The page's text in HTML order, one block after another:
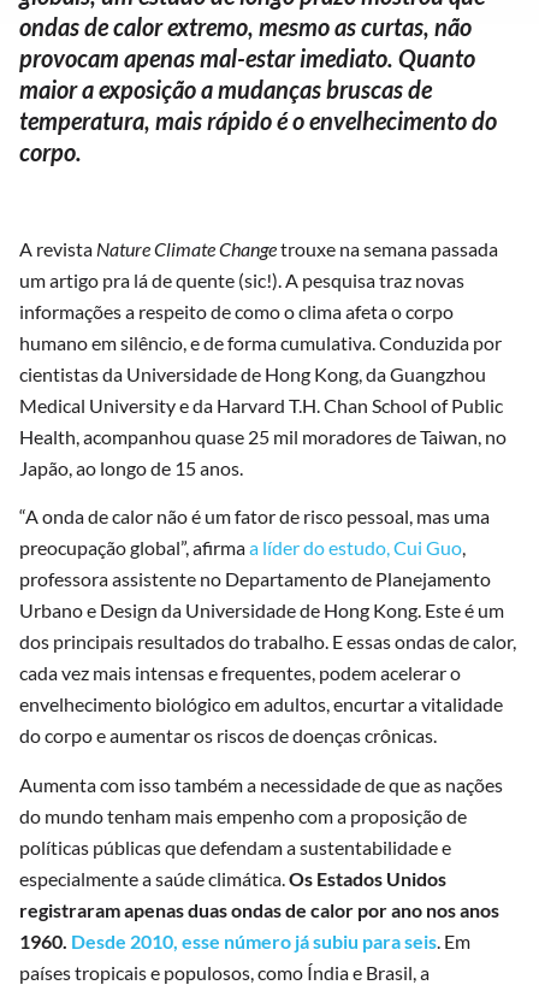
ondas de calor extremo, mesmo as curtas, não
provocam apenas mal-estar imediato. Quanto
maior a exposição a mudanças bruscas de
temperatura, mais rápido é o envelhecimento do
corpo.
A revista Nature Climate Changetrouxe na semana passada
um artigo pra lá de quente (sic!). A pesquisa traz novas
informações a respeito de como o clima afeta o corpo
humano em silêncio, e de forma cumulativa. Conduzida por
cientistas da Universidade de Hong Kong, da Guangzhou
Medical University e da Harvard T.H. Chan School of Public
Health, acompanhou quase 25 mil moradores de Taiwan, no
Japão, ao longo de 15 anos.
“A onda de calor não é um fator de risco pessoal, mas uma
preocupação global”, afirmaa líder do estudo, Cui Guo,
professora assistente no Departamento de Planejamento
Urbano e Design da Universidade de Hong Kong. Este é um
dos principais resultados do trabalho. E essas ondas de calor,
cada vez mais intensas e frequentes, podem acelerar o
envelhecimento biológico em adultos, encurtar a vitalidade
do corpo e aumentar os riscos de doenças crônicas.
Aumenta com isso também a necessidade de que as nações
do mundo tenham mais empenho com a proposição de
políticas públicas que defendam a sustentabilidade e
especialmente a saúde climática.Os Estados Unidos
registraram apenas duas ondas de calor por ano nos anos
1960. Desde 2010, esse número já subiu para seis. Em
países tropicais e populosos, como Índia e Brasil, a